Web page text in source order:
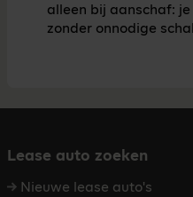
alleen bij aanschaf:
zonder onnodige
Lease auto zoeken
Nieuwe lease auto's